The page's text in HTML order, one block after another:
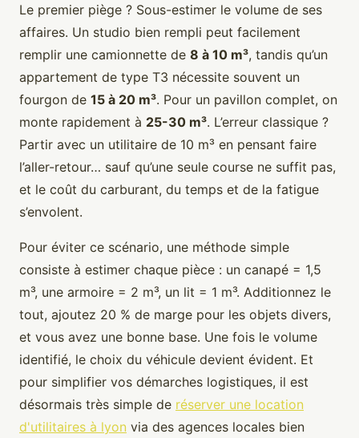
Le premier piège ? Sous-estimer le volume de ses
affaires. Un studio bien rempli peut facilement
remplir une camionnette de 8 à 10 m³, tandis qu’un
appartement de type T3 nécessite souvent un
fourgon de 15 à 20 m³. Pour un pavillon complet, on
monte rapidement à 25-30 m³. L’erreur classique ?
Partir avec un utilitaire de 10 m³ en pensant faire
l’aller-retour… sauf qu’une seule course ne suffit pas,
et le coût du carburant, du temps et de la fatigue
s’envolent.
Pour éviter ce scénario, une méthode simple
consiste à estimer chaque pièce : un canapé = 1,5
m³, une armoire = 2 m³, un lit = 1 m³. Additionnez le
tout, ajoutez 20 % de marge pour les objets divers,
et vous avez une bonne base. Une fois le volume
identifié, le choix du véhicule devient évident. Et
pour simplifier vos démarches logistiques, il est
désormais très simple de réserver une location
d'utilitaires à lyon via des agences locales bien